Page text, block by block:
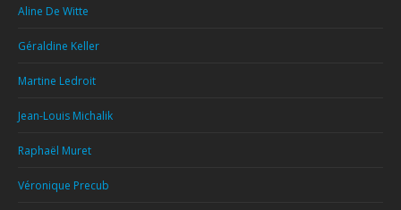
Aline De Witte
Géraldine Keller
Martine Ledroit
Jean-Louis Michalik
Raphaël Muret
Véronique Precub